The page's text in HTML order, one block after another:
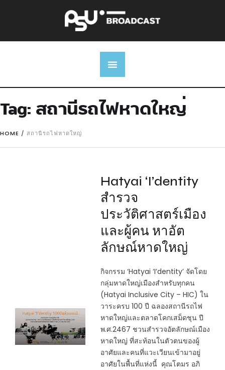
Tag: สถานีรถไฟหาดใหญ่
HOME / สถานีรถไฟหาดใหญ่
Hatyai ‘I’dentity
สำรวจ
ประวัติศาสตร์เมือง
และผู้คน หาอัต
ลักษณ์หาดใหญ่
กิจกรรม ‘Hatyai ‘I’dentity’ จัดโดย
กลุ่มหาดใหญ่เมืองสำหรับทุกคน
(Hatyai Inclusive City – HIC) ใน
วาระครบ 100 ปี ฉลองสถานีรถไฟ
หาดใหญ่และตลาดโคกเสม็ดชุน ปี
พ.ศ.2467 ชวนสำรวจอัตลักษณ์เมือง
หาดใหญ่ ที่สะท้อนในตัวตนของผู้
อาศัยและคนที่แวะเวียนเข้ามาอยู่
อาศัยในพื้นที่แห่งนี้ คุณโตมร อภิ